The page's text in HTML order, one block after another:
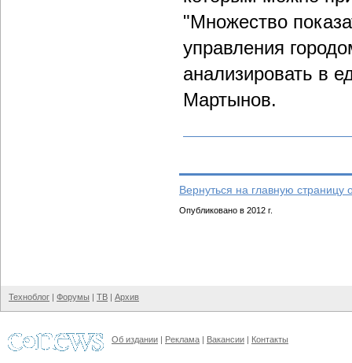
"Множество
управления
анализировать в
Мартынов.
Вернуться на главную страницу
Опубликовано в 2012 г.
Техноблог | Форумы | ТВ | Архив
Об издании | Реклама | Вакансии | Контакты